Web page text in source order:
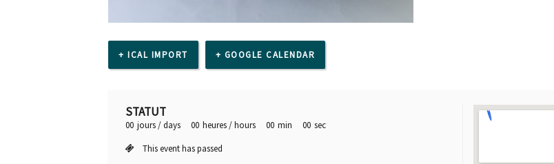
+ ICAL IMPORT + GOOGLE CALENDAR
STATUT
00 jours / days 00 heures / hours 00 min 00 sec
This event has passed